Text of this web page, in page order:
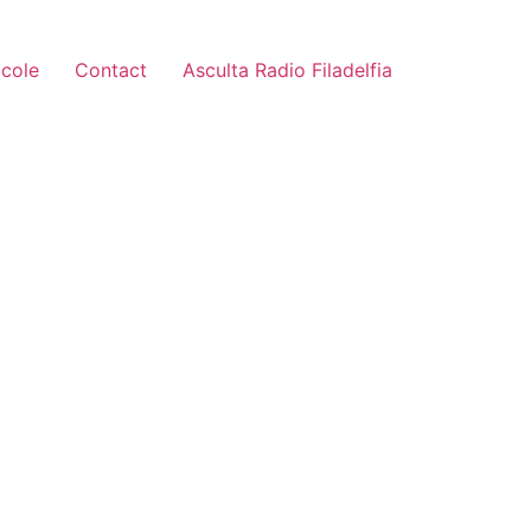
Contact Asculta Radio Filadelfia